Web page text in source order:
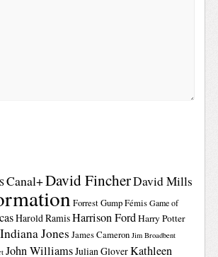
Canal+David FincherDavid Mills
Forrest GumpFémis Game of
Harold RamisHarrison FordHarry Potter
Indiana Jones James Cameron Jim Broadbent
John WilliamsJulian GloverKathleen